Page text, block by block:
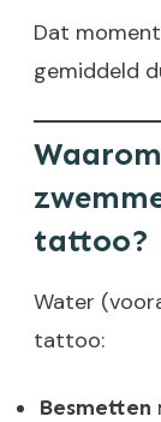
Dat
gemiddeld
tattoo?
Water
tattoo:
Besmetten